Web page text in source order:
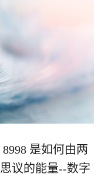
是如何由两
议的能量--数字